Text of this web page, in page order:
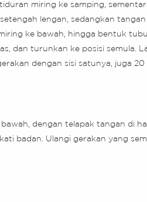
miring ke samping,
lengan, sedangkan tangan
ke bawah, hingga bentuk
dan turunkan ke posisi semula.
dengan sisi satunya, juga 20
dengan telapak tangan di
badan. Ulangi gerakan yang